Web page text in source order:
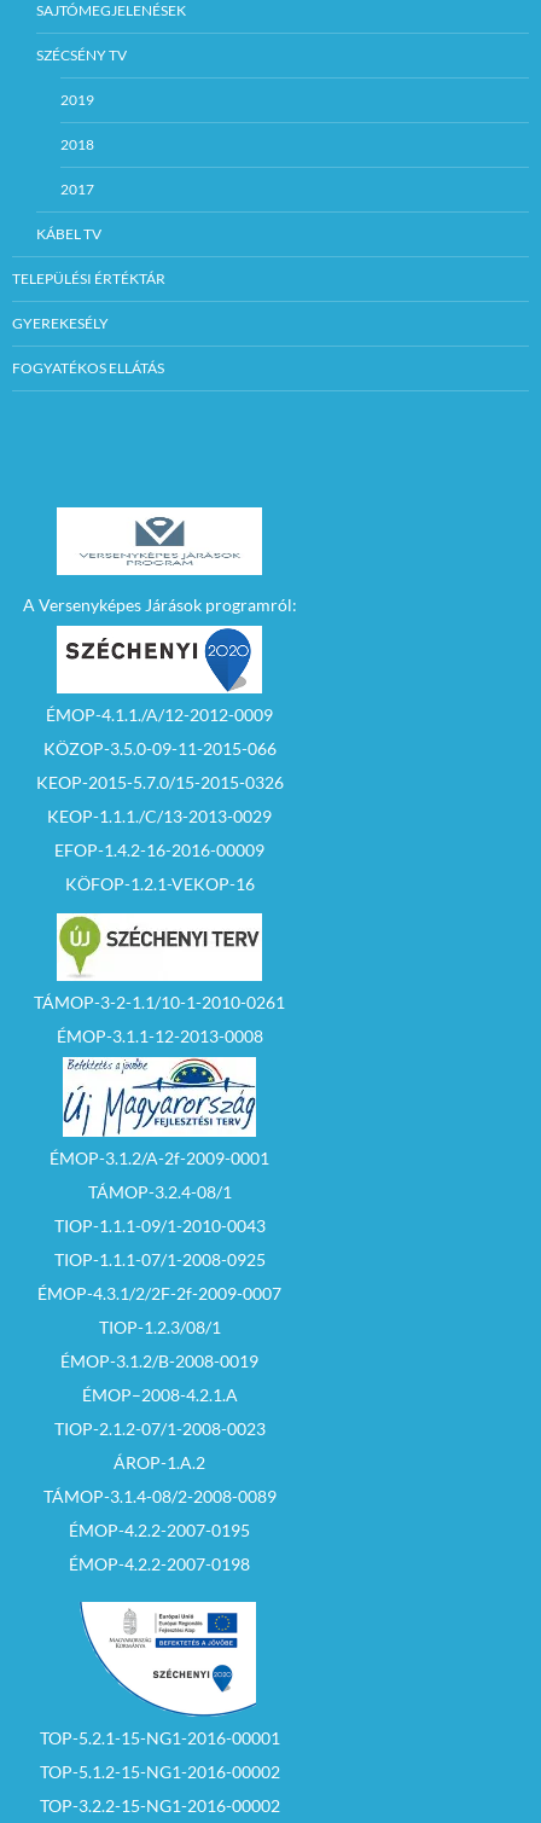
SAJTÓMEGJELENÉSEK
SZÉCSÉNY TV
2019
2018
2017
KÁBEL TV
TELEPÜLÉSI ÉRTÉKTÁR
GYEREKESÉLY
FOGYATÉKOS ELLÁTÁS
A Versenyképes Járások programról:
ÉMOP-4.1.1./A/12-2012-0009
KÖZOP-3.5.0-09-11-2015-066
KEOP-2015-5.7.0/15-2015-0326
KEOP-1.1.1./C/13-2013-0029
EFOP-1.4.2-16-2016-00009
KÖFOP-1.2.1-VEKOP-16
TÁMOP-3-2-1.1/10-1-2010-0261
ÉMOP-3.1.1-12-2013-0008
ÉMOP-3.1.2/A-2f-2009-0001
TÁMOP-3.2.4-08/1
TIOP-1.1.1-09/1-2010-0043
TIOP-1.1.1-07/1-2008-0925
ÉMOP-4.3.1/2/2F-2f-2009-0007
TIOP-1.2.3/08/1
ÉMOP-3.1.2/B-2008-0019
ÉMOP–2008-4.2.1.A
TIOP-2.1.2-07/1-2008-0023
ÁROP-1.A.2
TÁMOP-3.1.4-08/2-2008-0089
ÉMOP-4.2.2-2007-0195
ÉMOP-4.2.2-2007-0198
TOP-5.2.1-15-NG1-2016-00001
TOP-5.1.2-15-NG1-2016-00002
TOP-3.2.2-15-NG1-2016-00002